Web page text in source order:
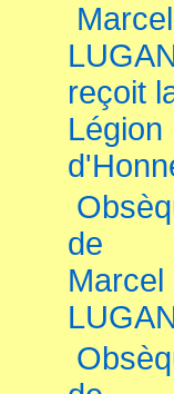
Marcel
reçoit
Légion
de
Marcel